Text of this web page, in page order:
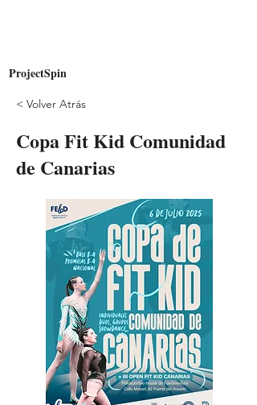
ProjectSpin
< Volver Atrás
Copa Fit Kid Comunidad
de Canarias